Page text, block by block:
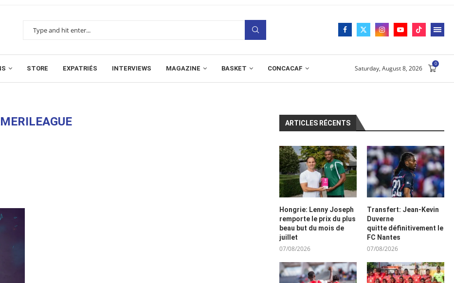
STORE EXPATRIÉS INTERVIEWS MAGAZINE BASKET CONCACAF Saturday, August 8, 2026
0
ARTICLES RÉCENTS
Hongrie: Lenny Joseph
remporte le prix du plus
beau but du mois de
juillet
07/08/2026
Transfert: Jean-Kevin
Duverne
quitte définitivement le
FC Nantes
07/08/2026